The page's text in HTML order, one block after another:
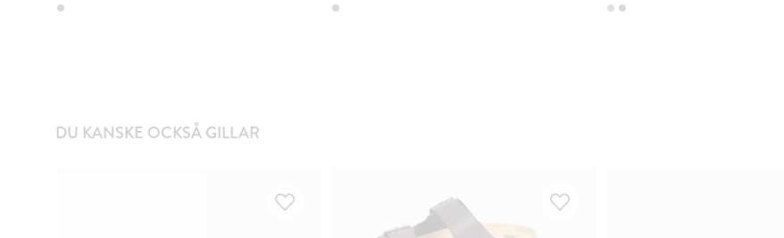
DU KANSKE OCKSÅ GILLAR